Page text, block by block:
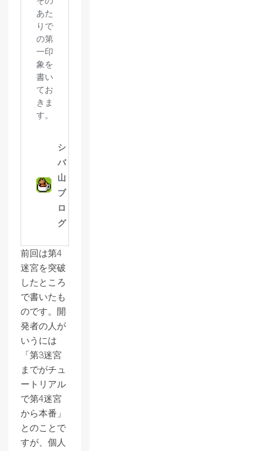
前回は第4
迷宮を突破
したところ
で書いたも
のです。開
発者の人が
いうには
「第3迷宮
までがチュ
ートリアル
で第4迷宮
から本番」
とのことで
すが、個人